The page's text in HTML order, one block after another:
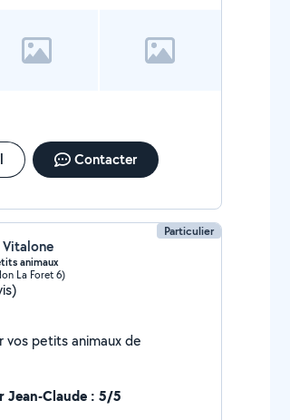
Contacter
Particulier
animaux
La Foret 6)
vos petits animaux de
Jean-Claude : 5/5